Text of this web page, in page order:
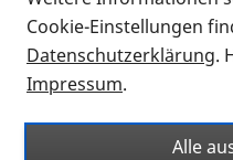
Cookie-Einstellungen
Datenschutzerklärung.
Impressum.
Alle